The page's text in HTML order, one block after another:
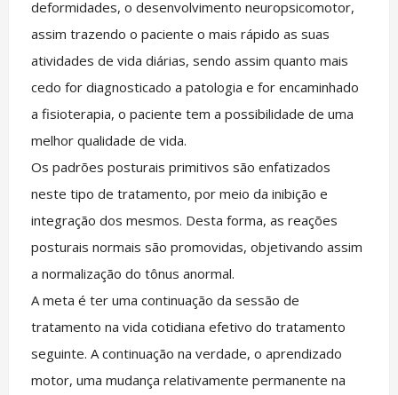
deformidades, o desenvolvimento neuropsicomotor,
assim trazendo o paciente o mais rápido as suas
atividades de vida diárias, sendo assim quanto mais
cedo for diagnosticado a patologia e for encaminhado
a fisioterapia, o paciente tem a possibilidade de uma
melhor qualidade de vida.
Os padrões posturais primitivos são enfatizados
neste tipo de tratamento, por meio da inibição e
integração dos mesmos. Desta forma, as reações
posturais normais são promovidas, objetivando assim
a normalização do tônus anormal.
A meta é ter uma continuação da sessão de
tratamento na vida cotidiana efetivo do tratamento
seguinte. A continuação na verdade, o aprendizado
motor, uma mudança relativamente permanente na